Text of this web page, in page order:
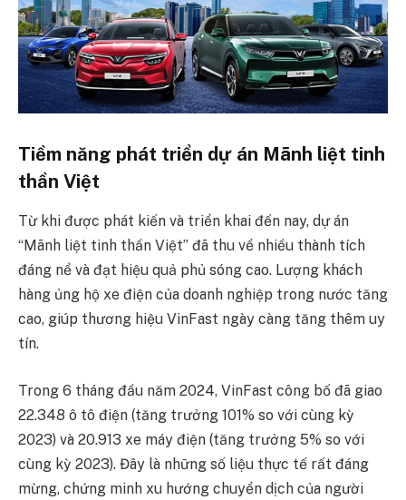
Tiềm năng phát triển dự án Mãnh liệt tinh
thần Việt
Từ khi được phát kiến và triển khai đến nay, dự án
“Mãnh liệt tinh thần Việt” đã thu về nhiều thành tích
đáng nể và đạt hiệu quả phủ sóng cao. Lượng khách
hàng ủng hộ xe điện của doanh nghiệp trong nước tăng
cao, giúp thương hiệu VinFast ngày càng tăng thêm uy
tín.
Trong 6 tháng đầu năm 2024, VinFast công bố đã giao
22.348 ô tô điện (tăng trưởng 101% so với cùng kỳ
2023) và 20.913 xe máy điện (tăng trưởng 5% so với
cùng kỳ 2023). Đây là những số liệu thực tế rất đáng
mừng, chứng minh xu hướng chuyển dịch của người